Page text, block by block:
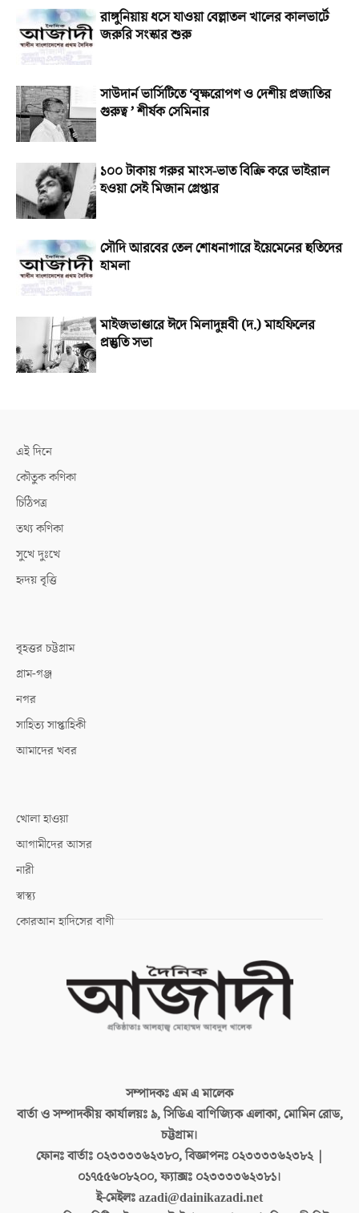
রাঙ্গুনিয়ায় ধসে যাওয়া বেল্লাতল খালের কালভার্টে
জরুরি সংস্কার শুরু
সাউদার্ন ভার্সিটিতে ‘বৃক্ষরোপণ ও দেশীয় প্রজাতির
গুরুত্ব ’ শীর্ষক সেমিনার
১০০ টাকায় গরুর মাংস-ভাত বিক্রি করে ভাইরাল
হওয়া সেই মিজান গ্রেপ্তার
সৌদি আরবের তেল শোধনাগারে ইয়েমেনের হুতিদের
হামলা
মাইজভাণ্ডারে ঈদে মিলাদুন্নবী (দ.) মাহফিলের
প্রস্তুতি সভা
এই দিনে
কৌতুক কণিকা
চিঠিপত্র
তথ্য কণিকা
সুখে দুঃখে
হৃদয় বৃত্তি
বৃহত্তর চট্টগ্রাম
গ্রাম-গঞ্জ
নগর
সাহিত্য সাপ্তাহিকী
আমাদের খবর
খোলা হাওয়া
আগামীদের আসর
নারী
স্বাস্থ্য
কোরআন হাদিসের বাণী
সম্পাদকঃএম এ মালেক
বার্তা ও সম্পাদকীয় কার্যালয়ঃ৯, সিডিএ বাণিজ্যিক এলাকা, মোমিন রোড,
চট্টগ্রাম।
ফোনঃ বার্তাঃ ০২৩৩৩৩৬২৩৮০, বিজ্ঞাপনঃ ০২৩৩৩৩৬২৩৮২ |
০১৭৫৫৬০৮২০০, ফ্যাক্সঃ ০২৩৩৩৩৬২৩৮১।
ই-মেইলঃazadi@dainikazadi.net